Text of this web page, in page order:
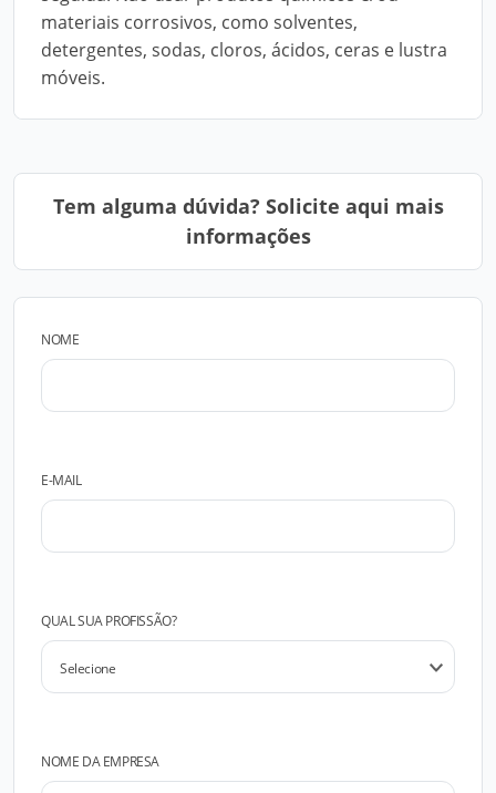
materiais corrosivos, como solventes,
detergentes, sodas, cloros, ácidos, ceras e lustra
móveis.
Tem alguma dúvida? Solicite aqui mais
informações
NOME
E-MAIL
QUAL SUA PROFISSÃO?
NOME DA EMPRESA